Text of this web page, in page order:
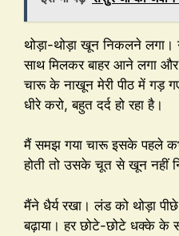
थोड़ा-थोड़ा खून निकलने लगा।
साथ मिलकर बाहर आने लगा
चारू के नाखून मेरी पीठ में गड़
धीरे करो, बहुत दर्द हो रहा है।
मैं समझ गया चारू इसके पहले
होती तो उसके चूत से खून नहीं
मैंने धैर्य रखा। लंड को थोड़ा
बढ़ाया। हर छोटे-छोटे धक्के के